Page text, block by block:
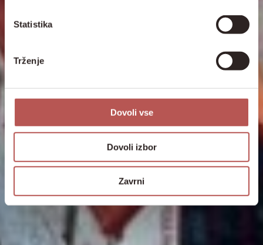
Statistika
Trženje
Dovoli vse
Dovoli izbor
Zavrni